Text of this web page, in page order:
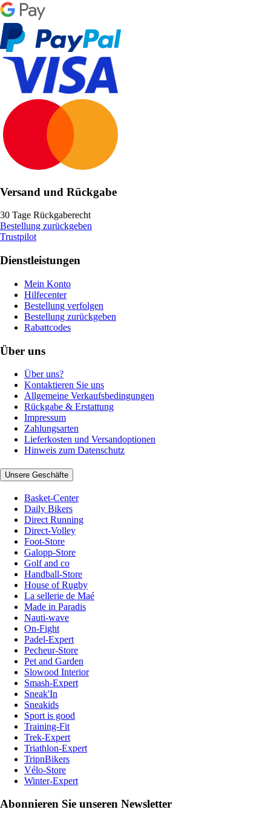
Versand und Rückgabe
30 Tage Rückgaberecht
Bestellung zurückgeben
Trustpilot
Dienstleistungen
Mein Konto
Hilfecenter
Bestellung verfolgen
Bestellung zurückgeben
Rabattcodes
Über uns
Über uns?
Kontaktieren Sie uns
Allgemeine Verkaufsbedingungen
Rückgabe & Erstattung
Impressum
Zahlungsarten
Lieferkosten und Versandoptionen
Hinweis zum Datenschutz
Unsere Geschäfte
Basket-Center
Daily Bikers
Direct Running
Direct-Volley
Foot-Store
Galopp-Store
Golf and co
Handball-Store
House of Rugby
La sellerie de Maé
Made in Paradis
Nauti-wave
On-Fight
Padel-Expert
Pecheur-Store
Pet and Garden
Slowood Interior
Smash-Expert
Sneak'In
Sneakids
Sport is good
Training-Fit
Trek-Expert
Triathlon-Expert
TripnBikers
Vélo-Store
Winter-Expert
Abonnieren Sie unseren Newsletter